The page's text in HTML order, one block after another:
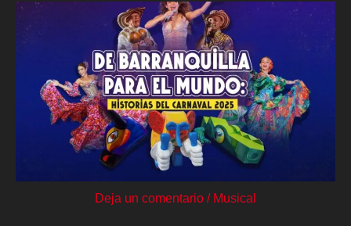
Deja un comentario / Musical